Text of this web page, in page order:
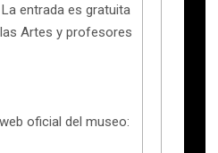
entrada es gratuita
Artes y profesores
oficial del museo: